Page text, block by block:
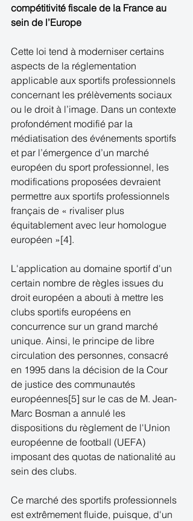
compétitivité fiscale de la France au
sein de l’Europe
Cette loi tend à moderniser certains
aspects de la réglementation
applicable aux sportifs professionnels
concernant les prélèvements sociaux
ou le droit à l’image. Dans un contexte
profondément modifié par la
médiatisation des événements sportifs
et par l’émergence d’un marché
européen du sport professionnel, les
modifications proposées devraient
permettre aux sportifs professionnels
français de « rivaliser plus
équitablement avec leur homologue
européen »[4].
L'application au domaine sportif d'un
certain nombre de règles issues du
droit européen a abouti à mettre les
clubs sportifs européens en
concurrence sur un grand marché
unique. Ainsi, le principe de libre
circulation des personnes, consacré
en 1995 dans la décision de la Cour
de justice des communautés
européennes[5] sur le cas de M. Jean-
Marc Bosman a annulé les
dispositions du règlement de l'Union
européenne de football (UEFA)
imposant des quotas de nationalité au
sein des clubs.
Ce marché des sportifs professionnels
est extrêmement fluide, puisque, d'un